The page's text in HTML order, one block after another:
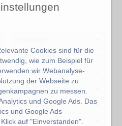
Cookies sind für die
wie zum Beispiel für
wir Webanalyse-
der Webseite zu
zu messen.
und Google Ads. Das
und Google Ads
auf "Einverstanden".
Textile Anschlagmittel
Kraftbetriebene Winden
Hydraulikpumpen
Kranzubehör
Stapleranbaugeräte